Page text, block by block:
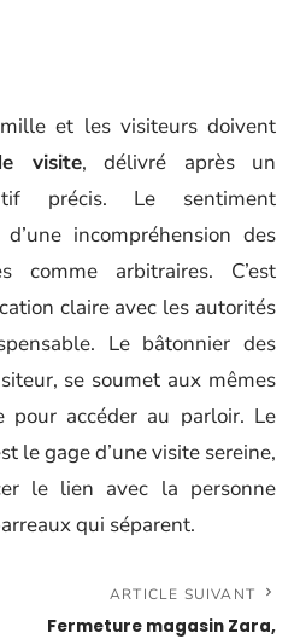
et les visiteurs doivent
visite, délivré après un
précis. Le sentiment
incompréhension des
comme arbitraires. C’est
claire avec les autorités
Le bâtonnier des
se soumet aux mêmes
pour accéder au parloir. Le
le gage d’une visite sereine,
le lien avec la personne
qui séparent.
ARTICLE SUIVANT
Fermeture magasin Zara,